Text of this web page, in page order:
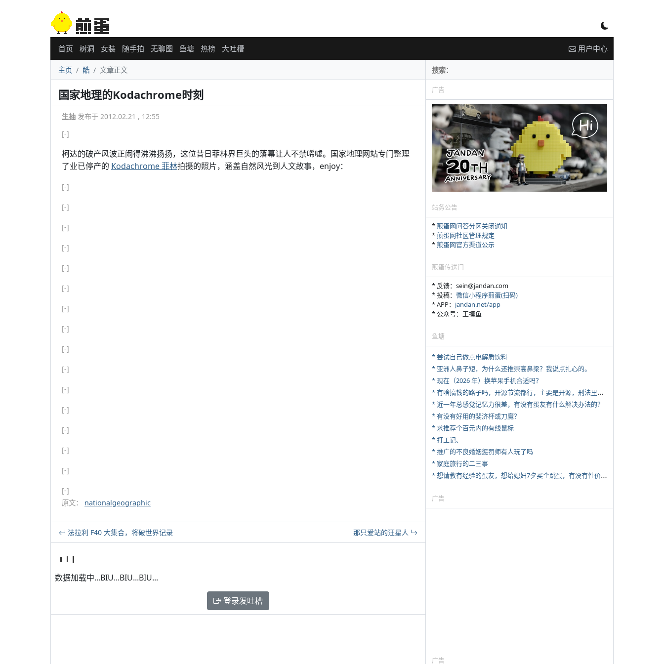
首页 树洞 女装 随手拍 无聊图 鱼塘 热榜 大吐槽 用户中心
主页 酷 文章正文
国家地理的Kodachrome时刻
生抽 发布于 2012.02.21 , 12:55
[-]
柯达的破产风波正闹得沸沸扬扬，这位昔日菲林界巨头的落幕让人不禁唏嘘。国家地理网站专门整理
了业已停产的 Kodachrome 菲林拍摄的照片，涵盖自然风光到人文故事，enjoy：
[-]
[-]
[-]
[-]
[-]
[-]
[-]
[-]
[-]
[-]
[-]
[-]
[-]
[-]
[-]
[-]
原文： nationalgeographic
法拉利 F40 大集合，将破世界记录 那只爱站的汪星人
数据加载中...BIU...BIU...BIU...
登录发吐槽
广告
站务公告
*煎蛋网问答分区关闭通知
*煎蛋网社区管理规定
*煎蛋网官方渠道公示
煎蛋传送门
* 反馈：sein@jandan.com
* 投稿： 微信小程序煎蛋(扫码)
* APP： jandan.net/app
* 公众号：王摸鱼
鱼塘
* 尝试自己做点电解质饮料
* 亚洲人鼻子短，为什么还推崇高鼻梁？我说点扎心的。
* 现在（2026 年）换苹果手机合适吗？
*
有啥搞钱的路子吗，开源节流都行，主要是开源，刑法里的咱不做
* 近一年总感觉记忆力很差，有没有蛋友有什么解决办法的？
* 有没有好用的斐济杯或刀魔？
* 求推荐个百元内的有线鼠标
* 打工记、
* 推广的不良婚姻惩罚师有人玩了吗
* 家庭旅行的二三事
*
想请教有经验的蛋友，想给媳妇7夕买个跳蛋，有没有性价比高的推荐
广告
广告